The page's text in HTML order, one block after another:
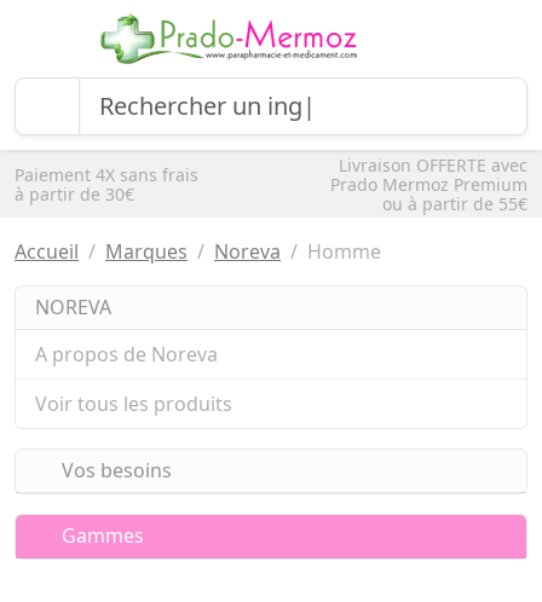
Paiement 4X sans frais
à partir de 30€
Livraison OFFERTE avec
Prado Mermoz Premium
ou à partir de 55€
Accueil Marques Noreva Homme
NOREVA
A propos de Noreva
Voir tous les produits
Vos besoins
Gammes